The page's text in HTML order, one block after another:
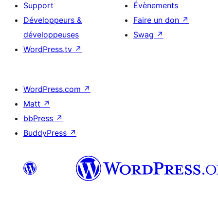
Support
Développeurs &
développeuses
WordPress.tv ↗
Évènements
Faire un don ↗
Swag ↗
WordPress.com ↗
Matt ↗
bbPress ↗
BuddyPress ↗